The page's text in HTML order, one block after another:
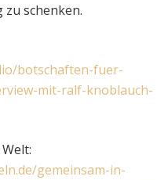
schenken.
botschaften-fuer-
mit-ralf-knoblauch-
gemeinsam-in-